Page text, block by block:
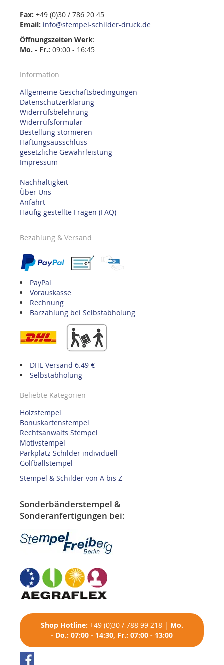
Fax: +49 (0)30 / 786 20 45
Email: info@stempel-schilder-druck.de
Öffnungszeiten Werk:
Mo. - Fr.: 09:00 - 16:45
Information
Allgemeine Geschäftsbedingungen
Datenschutzerklärung
Widerrufsbelehrung
Widerrufsformular
Bestellung stornieren
Haftungsausschluss
gesetzliche Gewährleistung
Impressum
Nachhaltigkeit
Über Uns
Anfahrt
Häufig gestellte Fragen (FAQ)
Bezahlung & Versand
PayPal
Vorauskasse
Rechnung
Barzahlung bei Selbstabholung
DHL Versand 6.49 €
Selbstabholung
Beliebte Kategorien
Holzstempel
Bonuskartenstempel
Rechtsanwalts Stempel
Motivstempel
Parkplatz Schilder individuell
Golfballstempel
Stempel & Schilder von A bis Z
Sonderbänderstempel &
Sonderanfertigungen bei:
Shop Hotline: +49 (0)30 / 788 99 218| Mo.
- Do.: 07:00 - 14:30, Fr.: 07:00 - 13:00